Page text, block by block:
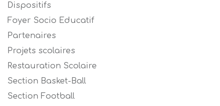
Dispositifs
Foyer Socio Educatif
Partenaires
Projets scolaires
Restauration Scolaire
Section Basket-Ball
Section Football